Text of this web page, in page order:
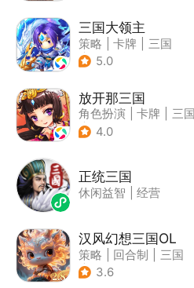
三国大领主
策略 卡牌
三国
| 卡通
5.0
放开那三国
角色扮演 卡牌
三国
| Q版
4.0
正统三国
休闲益智 经营
汉风幻想三国OL
策略 回合制
三国
| 中国风
3.6